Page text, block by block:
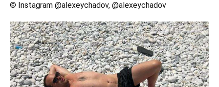
© Instagram @alexeychadov, @alexeychadov